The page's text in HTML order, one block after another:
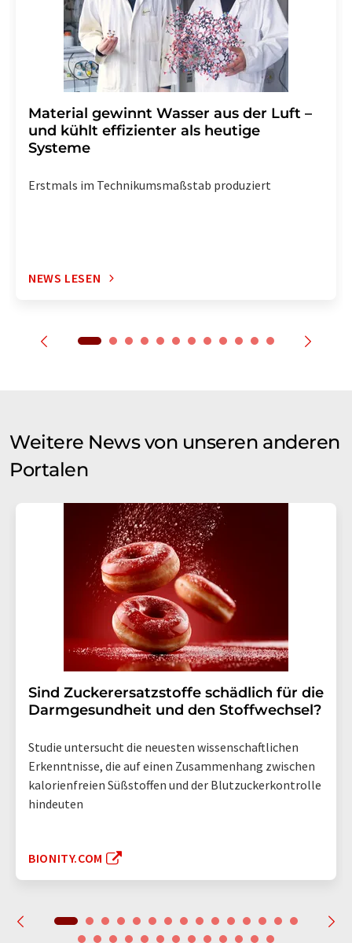
enthalten.
Material gewinnt Wasser aus der Luft –
und kühlt effizienter als heutige
Systeme
Erstmals im Technikumsmaßstab produziert
NEWS LESEN
Weitere News von unseren anderen
Portalen
Sind Zuckerersatzstoffe schädlich für die
Darmgesundheit und den Stoffwechsel?
Studie untersucht die neuesten wissenschaftlichen
Erkenntnisse, die auf einen Zusammenhang zwischen
kalorienfreien Süßstoffen und der Blutzuckerkontrolle
hindeuten
BIONITY.COM